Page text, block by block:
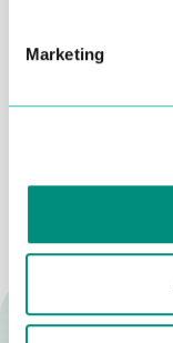
Marketing
Dichiaro di aver